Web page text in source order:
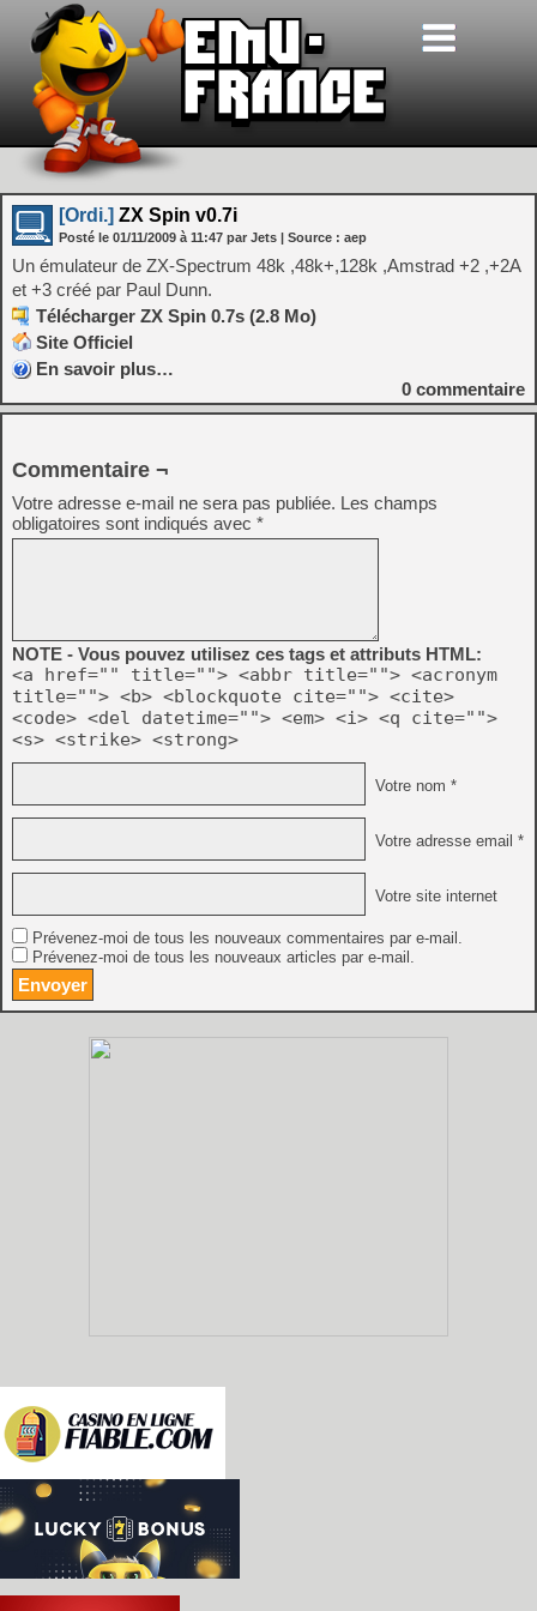
[Ordi.] ZX Spin v0.7i
Posté le 01/11/2009 à 11:47 par Jets | Source : aep
Un émulateur de ZX-Spectrum 48k ,48k+,128k ,Amstrad +2 ,+2A
et +3 créé par Paul Dunn.
Télécharger ZX Spin 0.7s (2.8 Mo)
Site Officiel
En savoir plus…
0 commentaire
Commentaire ¬
Votre adresse e-mail ne sera pas publiée. Les champs
obligatoires sont indiqués avec *
NOTE - Vous pouvez utilisez ces tags et attributs HTML:
<a href="" title=""> <abbr title=""> <acronym
title=""> <b> <blockquote cite=""> <cite>
<code> <del datetime=""> <em> <i> <q cite="">
<s> <strike> <strong>
Votre nom *
Votre adresse email *
Votre site internet
Prévenez-moi de tous les nouveaux commentaires par e-mail.
Prévenez-moi de tous les nouveaux articles par e-mail.